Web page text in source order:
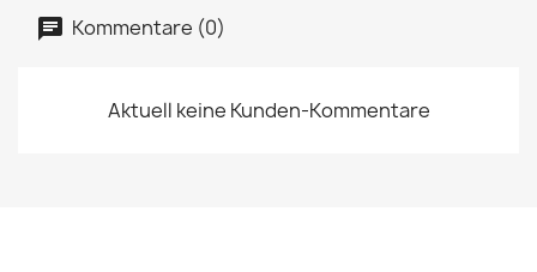
Kommentare (0)
Aktuell keine Kunden-Kommentare